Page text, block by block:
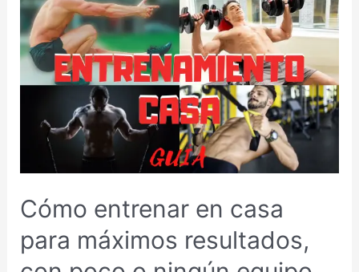
Cómo entrenar en casa
para máximos resultados,